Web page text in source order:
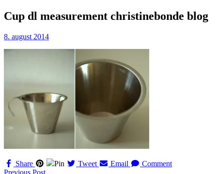
Skip
to
Cup dl measurement christinebonde blog
8. august 2014
Share Pin Tweet Email Comment
Previous Post